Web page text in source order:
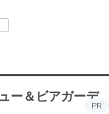
ー＆ビアガーデ
PR